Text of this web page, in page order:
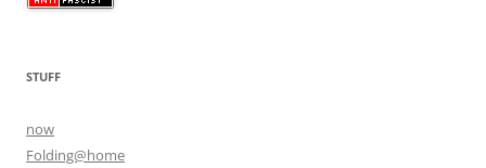
STUFF
now
Folding@home